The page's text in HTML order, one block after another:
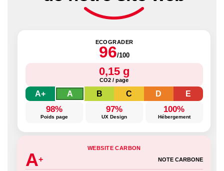
ECOGRADER
96/100
0,15 g
CO2 / page
A+ A B C D E
98%
Poids page
97%
UX Design
100%
Hébergement
WEBSITE CARBON
A+ NOTE CARBONE